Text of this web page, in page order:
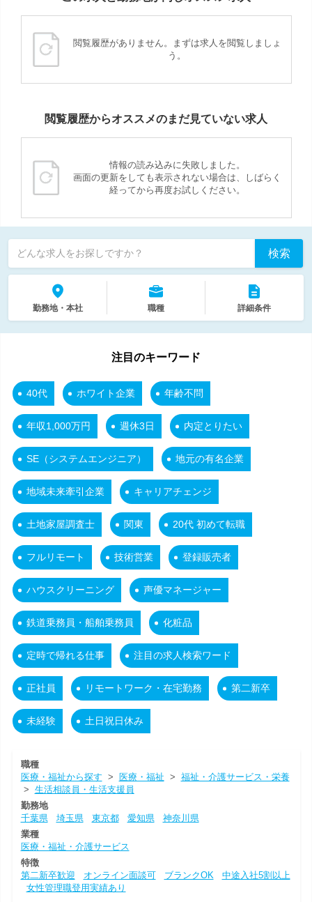
閲覧履歴がありません。まずは求人を閲覧しましょ
う。
閲覧履歴からオススメのまだ見ていない求人
情報の読み込みに失敗しました。
画面の更新をしても表示されない場合は、しばらく
経ってから再度お試しください。
どんな求人をお探しですか？ 検索
勤務地・本社 職種 詳細条件
注目のキーワード
40代 ホワイト企業 年齢不問
年収1,000万円 週休3日 内定とりたい
SE（システムエンジニア） 地元の有名企業
地域未来牽引企業 キャリアチェンジ
土地家屋調査士 関東 20代 初めて転職
フルリモート 技術営業 登録販売者
ハウスクリーニング 声優マネージャー
鉄道乗務員・船舶乗務員 化粧品
定時で帰れる仕事 注目の求人検索ワード
正社員 リモートワーク・在宅勤務 第二新卒
未経験 土日祝日休み
職種
医療・福祉から探す > 医療・福祉 > 福祉・介護サービス・栄養
> 生活相談員・生活支援員
勤務地
千葉県
埼玉県 東京都 愛知県
神奈川県
業種
医療・福祉・介護サービス
特徴
第二新卒歓迎
オンライン面談可 ブランクOK
中途入社5割以上
女性管理職登用実績あり